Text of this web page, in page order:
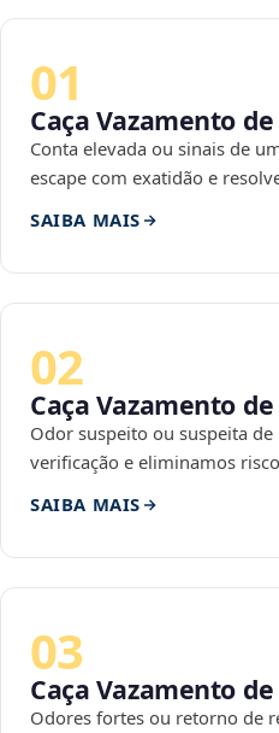
01
Caça Vazamento
Conta elevada ou sinais de
escape com exatidão e
SAIBA MAIS
02
Caça Vazamento de
Odor suspeito ou suspeita de
verificação e eliminamos
SAIBA MAIS
03
Caça Vazamento
Odores fortes ou retorno de